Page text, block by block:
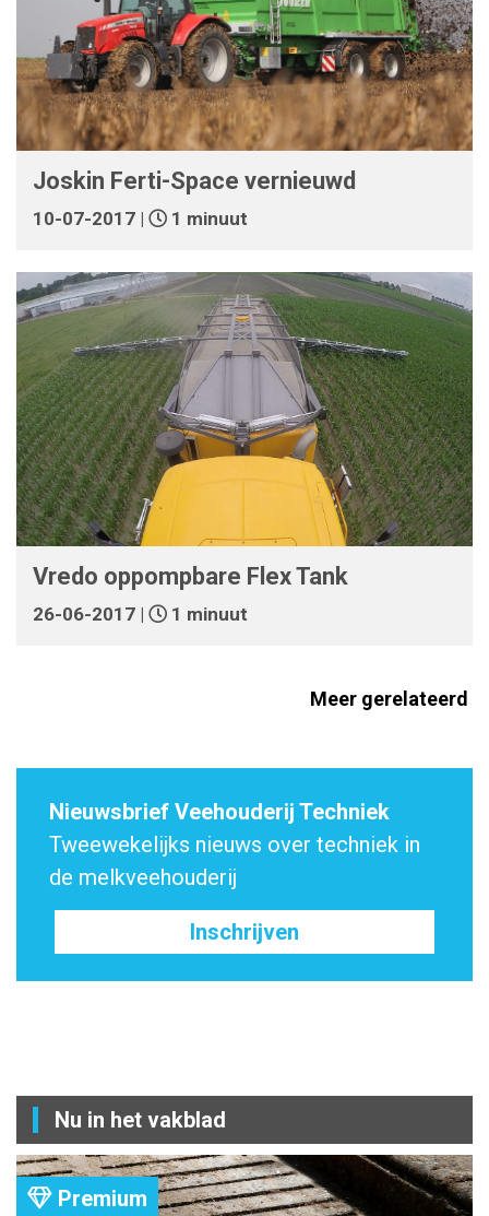
Joskin Ferti-Space vernieuwd
10-07-2017 | 1 minuut
Vredo oppompbare Flex Tank
26-06-2017 | 1 minuut
Meer gerelateerd
Nieuwsbrief Veehouderij Techniek
Tweewekelijks nieuws over techniek in
de melkveehouderij
Inschrijven
Nu in het vakblad
Premium